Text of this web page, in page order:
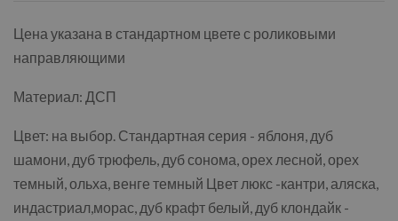
Цена указана в стандартном цвете с роликовыми
направляющими
Материал: ДСП
Цвет: на выбор. Стандартная серия - яблоня, дуб
шамони, дуб трюфель, дуб сонома, орех лесной, орех
темный, ольха, венге темный Цвет люкс -кантри, аляска,
индастриал,морас, дуб крафт белый, дуб клондайк -